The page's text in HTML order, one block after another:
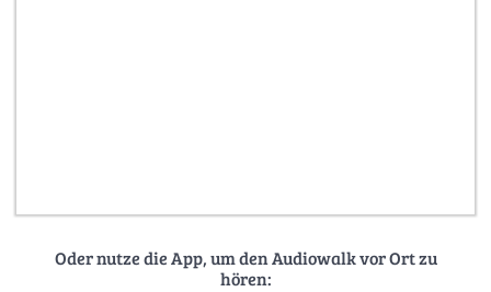
Oder nutze die App, um den Audiowalk vor Ort zu
hören: